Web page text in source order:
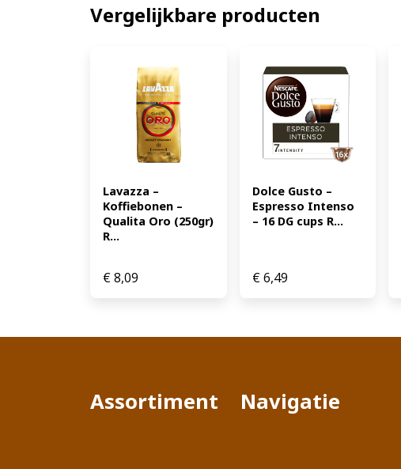
Vergelijkbare producten
Lavazza –
Koffiebonen –
Qualita Oro (250gr)
R...
€8,09
Dolce Gusto –
Espresso Intenso
– 16 DG cups R...
€6,49
Assortiment Navigatie